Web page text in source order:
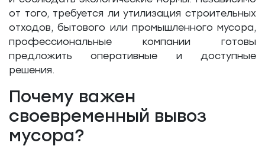
от того, требуется ли утилизация строительных
отходов, бытового или промышленного мусора,
профессиональные компании готовы
предложить оперативные и доступные
решения.
Почему важен
своевременный вывоз
мусора?